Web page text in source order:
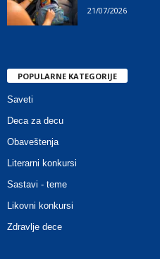
21/07/2026
POPULARNE KATEGORIJE
Saveti
Deca za decu
Obaveštenja
Literarni konkursi
Sastavi - teme
Likovni konkursi
Zdravlje dece